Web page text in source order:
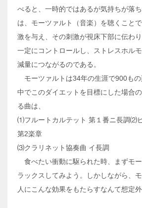
べると、一時的ではあるが気持ちが落
は、モーツァルト（音楽）を聴くこと
激を与え、その刺激が視床下部に伝わ
一定にコントロールし、ストレスホル
減量につながるのである。
モーツァルトは34年の生涯で900も
中でこのダイエットを目標にした場合
る曲は、
⑴フルートカルテット 第１番ニ長調⑵
第2楽章
⑶クラリネット協奏曲 イ長調
食べたい衝動に駆られた時、まずモ
ラックスしてみよう。しかしながら、
人にこんな効果をもたらすなんて想定外